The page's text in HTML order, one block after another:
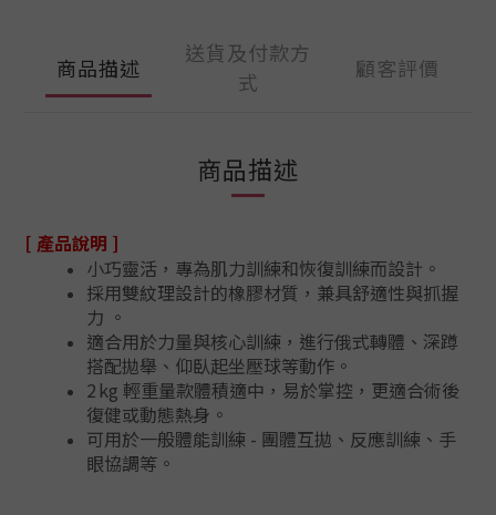
商品描述
送貨及付款方
式
顧客評價
商品描述
[ 產品說明 ]
小巧靈活，專為肌力訓練和恢復訓練而設計。
採用雙紋理設計的橡膠材質，兼具舒適性與抓握
力 。
適合用於力量與核心訓練，進行俄式轉體、深蹲
搭配拋舉、仰臥起坐壓球等動作。
2 kg 輕重量款體積適中，易於掌控，更適合術後
復健或動態熱身。
可用於一般體能訓練 - 團體互拋、反應訓練、手
眼協調等。